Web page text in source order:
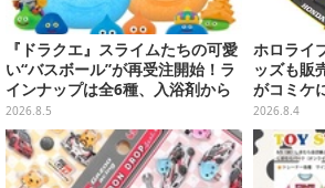
『ドラクエ』スライムたちの可愛
い“バスボール”が再受注開始！ラ
インナップは全6種、入浴剤から
モンスターのフィギュアが出てく
る
2026.8.5
ホロライ
ッズも販
がコミケ
2026.8.4